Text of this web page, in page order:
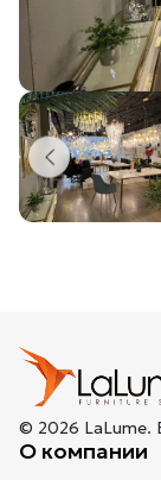
© 2026 LaLume.
О компании